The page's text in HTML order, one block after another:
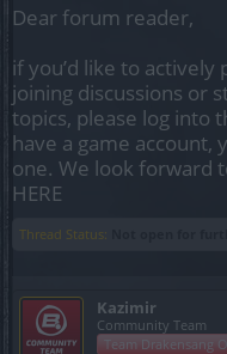
Dear forum reader,
if you’d like to
joining discussions or
topics, please log into
have a game
one. We look forward
HERE
Thread Status:
Kazimir
Community Team
Team Drakensang